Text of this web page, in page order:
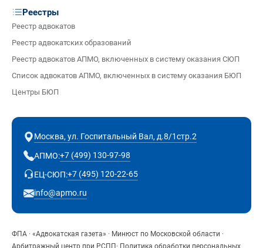
Реестры
Реестр адвокатов
Реестр адвокатских образований
Реестр адвокатов АПМО, включенных в систему оказания СЮП
Список адвокатов АПМО, включенных в систему оказания БЮП
Центры БЮП
Москва, ул. Госпитальный Вал, д.8/1стр.2
АПМО:+7 (499) 130-97-98
ЕЦ-СЮП:+7 (495) 120-22-65
info@apmo.ru
ФПА · «Адвокатская газета» · Минюст по Московской области ·
Арбитражный центр при РСПП · Политика обработки персональных